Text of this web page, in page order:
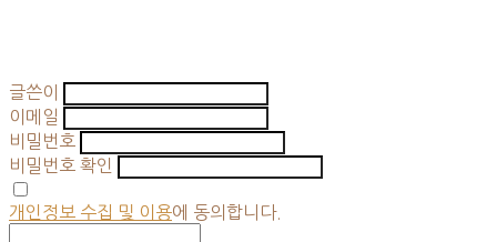
글쓴이
이메일
비밀번호
비밀번호 확인
개인정보 수집 및 이용에 동의합니다.